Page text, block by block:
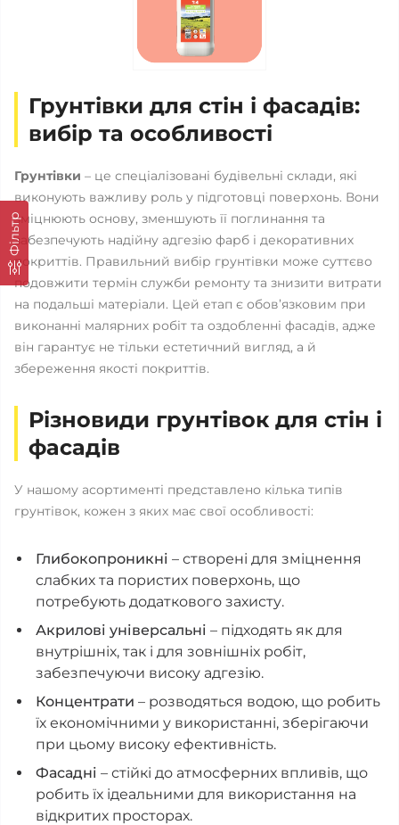
Фільтр
Грунтівки для стін і фасадів:
вибір та особливості
Грунтівки – це спеціалізовані будівельні склади, які
виконують важливу роль у підготовці поверхонь. Вони
зміцнюють основу, зменшують її поглинання та
забезпечують надійну адгезію фарб і декоративних
покриттів. Правильний вибір грунтівки може суттєво
подовжити термін служби ремонту та знизити витрати
на подальші матеріали. Цей етап є обов’язковим при
виконанні малярних робіт та оздобленні фасадів, адже
він гарантує не тільки естетичний вигляд, а й
збереження якості покриттів.
Різновиди грунтівок для стін і
фасадів
У нашому асортименті представлено кілька типів
грунтівок, кожен з яких має свої особливості:
Глибокопроникні – створені для зміцнення
слабких та пористих поверхонь, що
потребують додаткового захисту.
Акрилові універсальні – підходять як для
внутрішніх, так і для зовнішніх робіт,
забезпечуючи високу адгезію.
Концентрати – розводяться водою, що робить
їх економічними у використанні, зберігаючи
при цьому високу ефективність.
Фасадні – стійкі до атмосферних впливів, що
робить їх ідеальними для використання на
відкритих просторах.